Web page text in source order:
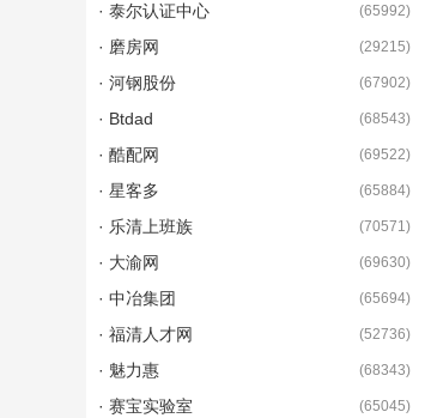
· 泰尔认证中心 (65992)
· 磨房网 (29215)
· 河钢股份 (67902)
· Btdad (68543)
· 酷配网 (69522)
· 星客多 (65884)
· 乐清上班族 (70571)
· 大渝网 (69630)
· 中冶集团 (65694)
· 福清人才网 (52736)
· 魅力惠 (68343)
· 赛宝实验室 (65045)